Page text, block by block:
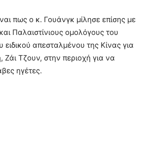
πως ο κ. Γουάνγκ μίλησε επίσης με
Παλαιστίνιους ομολόγους του
ειδικού απεσταλμένου της Κίνας για
Τζουν, στην περιοχή για να
ηγέτες.